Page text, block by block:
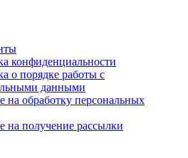
конфиденциальности
о порядке работы с
данными
на обработку персональных
на получение рассылки